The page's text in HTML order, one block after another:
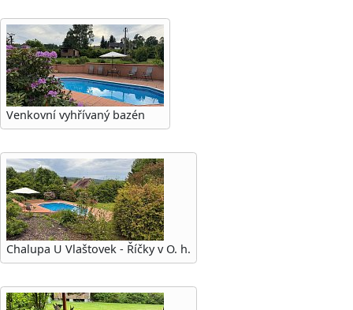
Venkovní vyhřívaný bazén
Chalupa U Vlaštovek - Říčky v O. h.